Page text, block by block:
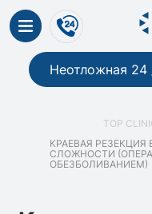
Неотложная 24
TOP
КРАЕВАЯ
СЛОЖНОСТИ
ОБЕЗБОЛИВАНИЕМ)